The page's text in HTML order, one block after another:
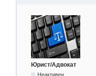
Юрист/Адвокат
Неактивен